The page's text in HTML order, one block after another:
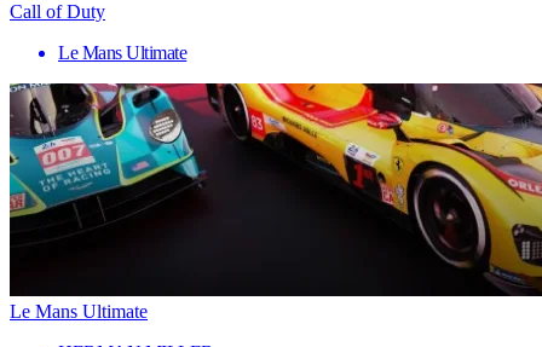
Call of Duty
Le Mans Ultimate
Le Mans Ultimate